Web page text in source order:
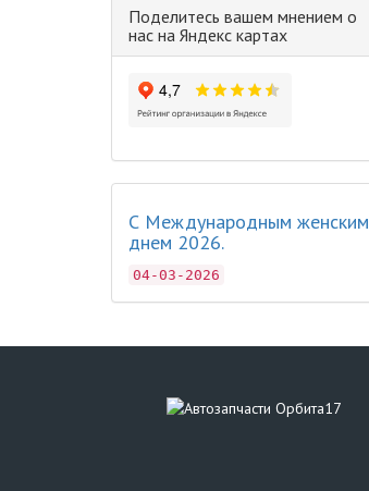
Поделитесь вашем мнением о
нас на Яндекс картах
С Международным женским
днем 2026.
04-03-2026